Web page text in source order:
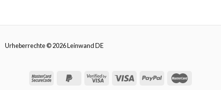
Urheberrechte © 2026 Leinwand DE